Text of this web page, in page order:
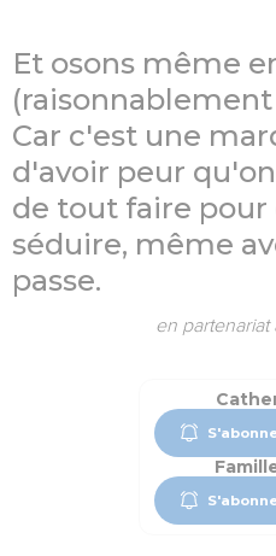
Et osons même
Car c'est une
d'avoir peur
de tout faire
séduire, même
passe.
en partenariat